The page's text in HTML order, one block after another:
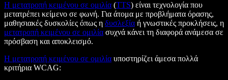
Η μετατροπή κειμένου σε ομιλία (TTS) είναι τεχνολογία που
μετατρέπει κείμενο σε φωνή. Για άτομα με προβλήματα όρασης,
μαθησιακές δυσκολίες όπως η δυσλεξία ή γνωστικές προκλήσεις, η
μετατροπή κειμένου σε ομιλία συχνά κάνει τη διαφορά ανάμεσα σε
πρόσβαση και αποκλεισμό.
Η μετατροπή κειμένου σε ομιλία υποστηρίζει άμεσα πολλά
κριτήρια WCAG: